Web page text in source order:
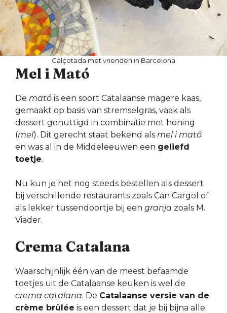
Calçotada met vrienden in Barcelona
Mel i Mató
De mató is een soort Catalaanse magere kaas,
gemaakt op basis van stremselgras, vaak als
dessert genuttigd in combinatie met honing
(mel). Dit gerecht staat bekend als mel i mató
en was al in de Middeleeuwen een geliefd
toetje.
Nu kun je het nog steeds bestellen als dessert
bij verschillende restaurants zoals Can Cargol of
als lekker tussendoortje bij een granja zoals M.
Viader.
Crema Catalana
Waarschijnlijk één van de meest befaamde
toetjes uit de Catalaanse keuken is wel de
crema catalana. De Catalaanse versie van de
crème brûlée is een dessert dat je bij bijna alle